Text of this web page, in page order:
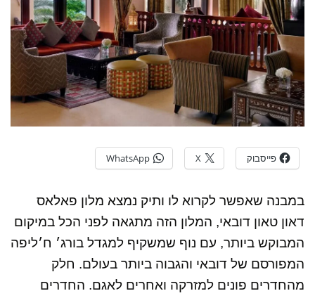
פייסבוק X
WhatsApp
במבנה שאפשר לקרוא לו ותיק נמצא מלון פאלאס
דאון טאון דובאי, המלון הזה מתגאה לפני הכל במיקום
המבוקש ביותר, עם נוף שמשקיף למגדל בורג׳ ח׳ליפה
המפורסם של דובאי והגבוה ביותר בעולם. חלק
מהחדרים פונים למזרקה ואחרים לאגם. החדרים